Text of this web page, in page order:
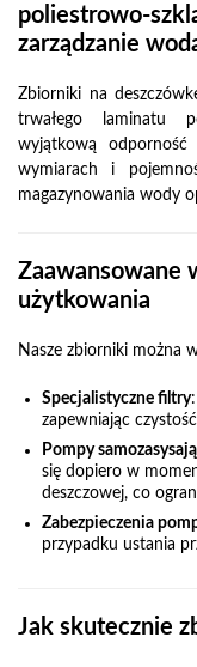
poliestrowo-
zarządzanie
Zbiorniki na
trwałego laminatu
wyjątkową
wymiarach i
magazynowania wody
Zaawansowane
użytkowania
Nasze zbiorniki można
Specjalistyczne filtry
zapewniając
Pompy
się dopiero w
deszczowej, co
Zabezpieczenia
przypadku ustania
Jak skutecznie